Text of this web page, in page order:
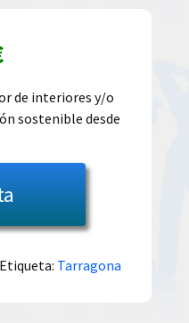
El
precio
actual
es:
39.00€.
de interiores y/o
sostenible desde
Etiqueta: Tarragona